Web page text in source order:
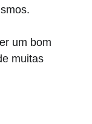
um bom
muitas